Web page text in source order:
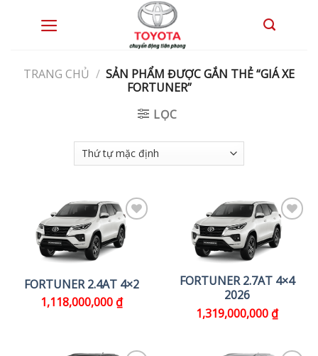
TRANG CHỦ / SẢN PHẨM ĐƯỢC GẮN THẺ “GIÁ XE
FORTUNER”
LỌC
FORTUNER 2.4AT 4×2
1,118,000,000₫
FORTUNER 2.7AT 4×4
2026
1,319,000,000₫